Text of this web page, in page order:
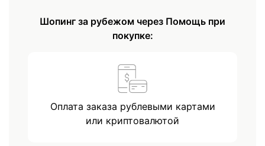
Шопинг за рубежом через Помощь при
покупке:
Оплата заказа рублевыми картами
или криптовалютой